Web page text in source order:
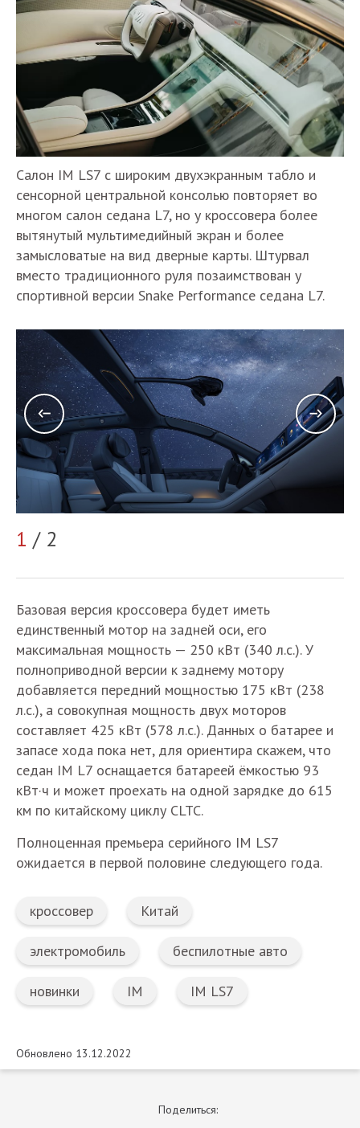
Салон IM LS7 с широким двухэкранным табло и
сенсорной центральной консолью повторяет во
многом салон седана L7, но у кроссовера более
вытянутый мультимедийный экран и более
замысловатые на вид дверные карты. Штурвал
вместо традиционного руля позаимствован у
спортивной версии Snake Performance седана L7.
1 / 2
Базовая версия кроссовера будет иметь
единственный мотор на задней оси, его
максимальная мощность — 250 кВт (340 л.с.). У
полноприводной версии к заднему мотору
добавляется передний мощностью 175 кВт (238
л.с.), а совокупная мощность двух моторов
составляет 425 кВт (578 л.с.). Данных о батарее и
запасе хода пока нет, для ориентира скажем, что
седан IM L7 оснащается батареей ёмкостью 93
кВт·ч и может проехать на одной зарядке до 615
км по китайскому циклу CLTC.
Полноценная премьера серийного IM LS7
ожидается в первой половине следующего года.
кроссовер Китай
электромобиль беспилотные авто
новинки IM IM LS7
Обновлено 13.12.2022
Поделиться: